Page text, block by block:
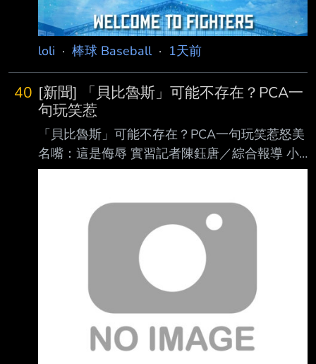
多；韓職則有樂天巨人等球隊派員到場，顯示劉
致 榮的復出進 度備受亞洲職棒關注。 其中，日
本火腿球團高層岩本賢一表示，球隊確實有在觀
一路
loli · 棒球 Baseball· 1天前
40 [新聞] 「貝比魯斯」可能不存在？PCA一
句玩笑惹
「貝比魯斯」可能不存在？PCA一句玩笑惹怒美
名嘴：這是侮辱 實習記者陳鈺唐／綜合報導 小
熊明星外野手「PCA」阿姆斯壯（Pete Crow-
目中被提及「棒球之神」貝比魯斯（Babe
Ruth）可能根本不存在的荒謬陰謀論時，不但
沒有立即否認，還以玩笑口吻回應「也許」、
「有可能」，這番話也惹怒美國知名體育名嘴
魯索（Christopher Russo），痛批他的言論是
對傳奇球星的侮辱。 阿姆斯壯日前登上卡瓦拉
里（Kristin Cavallari）主持的P